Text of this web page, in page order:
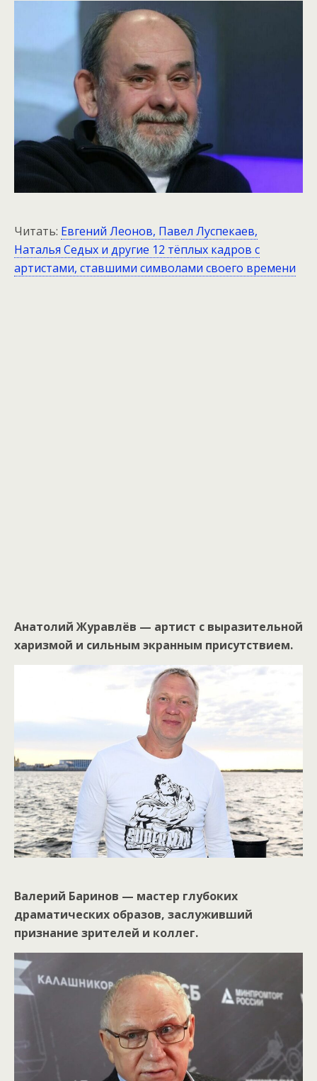
Читать: Евгений Леонов, Павел Луспекаев,
Наталья Седых и другие 12 тёплых кадров с
артистами, ставшими символами своего времени
Анатолий Журавлёв — артист с выразительной
харизмой и сильным экранным присутствием.
Валерий Баринов — мастер глубоких
драматических образов, заслуживший
признание зрителей и коллег.